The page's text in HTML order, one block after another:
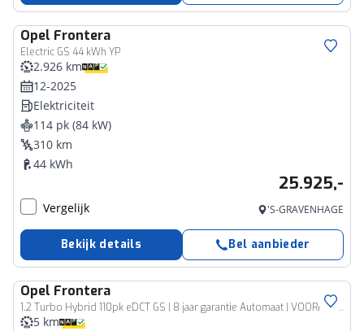
Opel Frontera
Electric GS 44 kWh YP
2.926 km
12-2025
Elektriciteit
114 pk (84 kW)
310 km
44 kWh
25.925,-
Vergelijk 'S-GRAVENHAGE
Bekijk details Bel aanbieder
Opel Frontera
1.2 Turbo Hybrid 110pk eDCT GS | 8 jaar garantie Automaat | VOORRAAD VOORDEEL | Navigatie | Lichtmetalen velgen
5 km